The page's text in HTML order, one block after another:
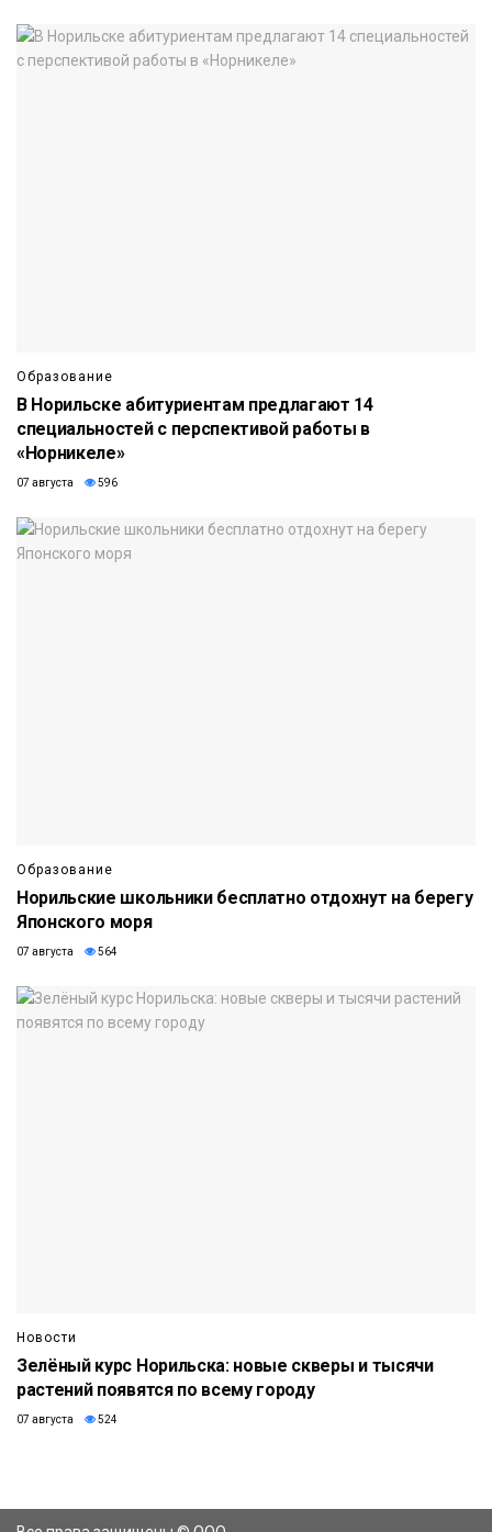
Образование
В Норильске абитуриентам предлагают 14
специальностей с перспективой работы в
«Норникеле»
07 августа 596
Образование
Норильские школьники бесплатно отдохнут на берегу
Японского моря
07 августа 564
Новости
Зелёный курс Норильска: новые скверы и тысячи
растений появятся по всему городу
07 августа 524